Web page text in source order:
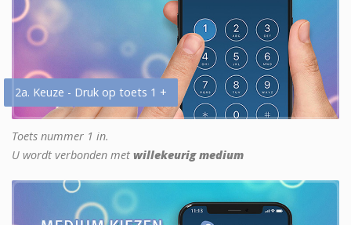
2a. Keuze - Druk op toets 1 +
Toets nummer 1 in.
U wordt verbonden met willekeurig medium